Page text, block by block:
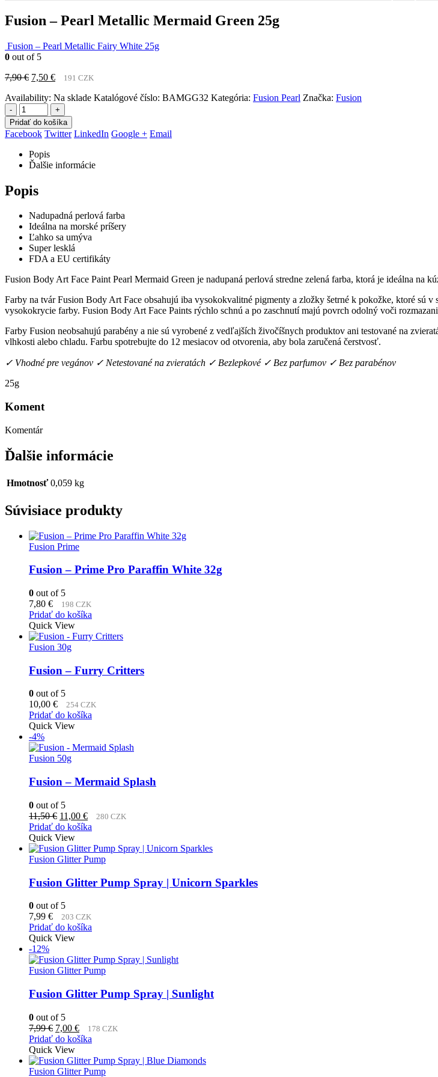
Fusion – Pearl Metallic Mermaid Green 25g
Fusion – Pearl Metallic Fairy White 25g
0 out of 5
7,90€ Pôvodná
bola:
7,90 €.
7,50 €Aktuálna
je:
7,50 €.
191 CZK
Availability: Na sklade Katalógové číslo: BAMGG32 Kategória: Fusion Pearl Značka: Fusion
-
+
Pridať do košíka
Facebook Twitter LinkedIn Google + Email
Popis
Ďalšie informácie
Popis
Nadupadná perlová farba
Ideálna na morské príšery
Ľahko sa umýva
Super lesklá
FDA a EU certifikáty
Fusion Body Art Face Paint Pearl Mermaid Green je nadupaná perlová stredne zelená farba, ktorá je ideálna na
Farby na tvár Fusion Body Art Face obsahujú iba vysokokvalitné pigmenty a zložky šetrné k pokožke, ktoré sú
vysokokrycie farby. Fusion Body Art Face Paints rýchlo schnú a po zaschnutí majú povrch odolný voči
Farby Fusion neobsahujú parabény a nie sú vyrobené z vedľajších živočíšnych produktov ani testované na
vlhkosti alebo chladu. Farbu spotrebujte do 12 mesiacov od otvorenia, aby bola zaručená čerstvosť.
✓ Vhodné pre vegánov ✓ Netestované na zvieratách ✓ Bezlepkové ✓ Bez parfumov ✓ Bez parabénov
25g
Koment
Komentár
Ďalšie informácie
Hmotnosť 0,059 kg
Súvisiace produkty
Fusion Prime
Fusion – Prime Pro Paraffin White 32g
0 out of 5
7,80 € 198 CZK
Pridať do košíka
Quick View
Fusion 30g
Fusion – Furry Critters
0 out of 5
10,00 € 254 CZK
Pridať do košíka
Quick View
-4%
Fusion 50g
Fusion – Mermaid Splash
0 out of 5
11,50€ Pôvodná
cena
bola:
11,50 €.
11,00 €Aktuálna
cena
11,00 €.
280 CZK
Pridať do košíka
Quick View
Fusion Glitter Pump
Fusion Glitter Pump Spray | Unicorn Sparkles
0 out of 5
7,99 € 203 CZK
Pridať do košíka
Quick View
-12%
Fusion Glitter Pump
Fusion Glitter Pump Spray | Sunlight
0 out of 5
7,99€ Pôvodná
cena
bola:
7,99 €.
7,00 €Aktuálna
cena
7,00 €.
178 CZK
Pridať do košíka
Quick View
Fusion Glitter Pump